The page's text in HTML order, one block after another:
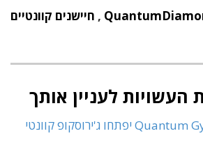
, חיישנים קוונטיים
העשויות לעניין אותך